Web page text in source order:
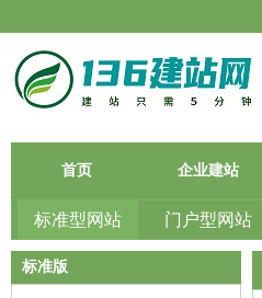
首页 企业建站
标准型网站 门户型网站
标准版